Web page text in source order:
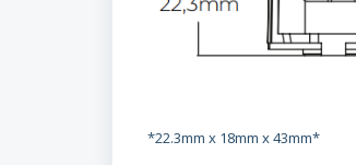
*22.3mm x 18mm x 43mm*